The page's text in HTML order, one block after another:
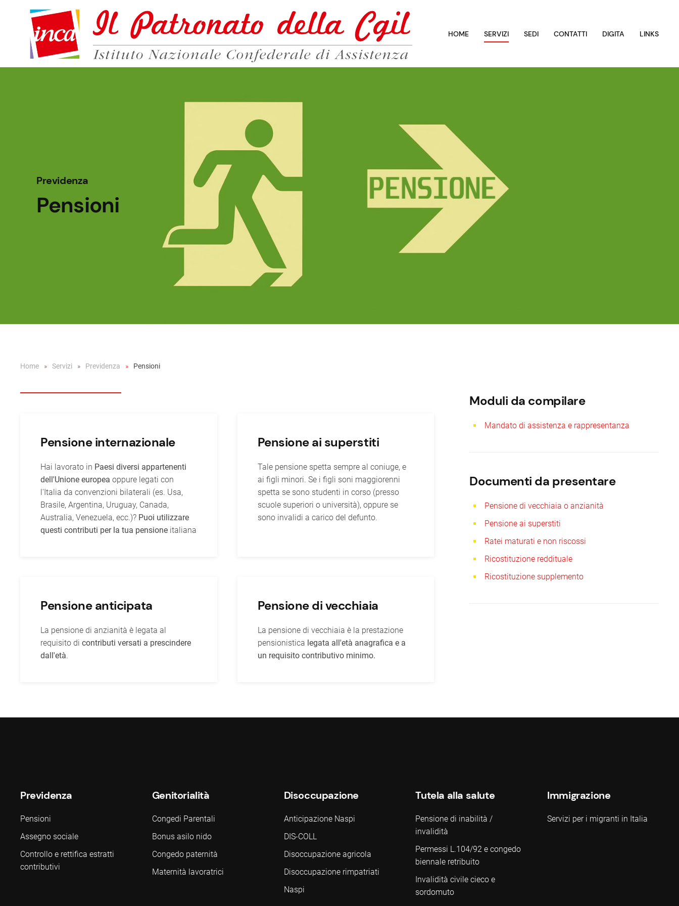
HOME SERVIZI SEDI CONTATTI DIGITA LINKS
Previdenza
Pensioni
Home Servizi Previdenza Pensioni
Pensione internazionale
Hai lavorato in Paesi diversi appartenenti
dell'Unione europea oppure legati con
l'Italia da convenzioni bilaterali (es. Usa,
Brasile, Argentina, Uruguay, Canada,
Australia, Venezuela, ecc.)? Puoi utilizzare
questi contributi per la tua pensione italiana
Pensione ai superstiti
Tale pensione spetta sempre al coniuge, e
ai figli minori. Se i figli soni maggiorenni
spetta se sono studenti in corso (presso
scuole superiori o università), oppure se
sono invalidi a carico del defunto.
Pensione anticipata
La pensione di anzianità è legata al
requisito di contributi versati a prescindere
dall'età.
Pensione di vecchiaia
La pensione di vecchiaia è la prestazione
pensionistica legata all'età anagrafica e a
un requisito contributivo minimo.
Moduli da compilare
Mandato di assistenza e rappresentanza
Documenti da presentare
Pensione di vecchiaia o anzianità
Pensione ai superstiti
Ratei maturati e non riscossi
Ricostituzione reddituale
Ricostituzione supplemento
Previdenza
Pensioni
Assegno sociale
Controllo e rettifica estratti
contributivi
Genitorialità
Congedi Parentali
Bonus asilo nido
Congedo paternità
Maternità lavoratrici
Disoccupazione
Anticipazione Naspi
DIS-COLL
Disoccupazione agricola
Disoccupazione rimpatriati
Naspi
Tutela alla salute
Pensione di inabilità /
invalidità
Permessi L.104/92 e congedo
biennale retribuito
Invalidità civile cieco e
sordomuto
Immigrazione
Servizi per i migranti in Italia